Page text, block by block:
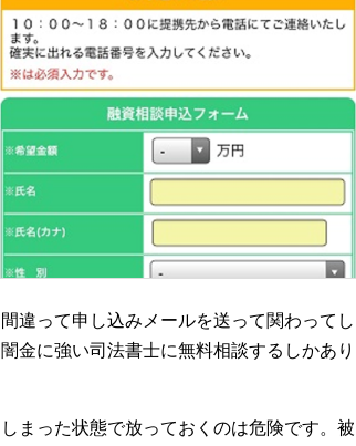
違って申し込みメールを送って関わってし
金に強い司法書士に無料相談するしかあり
まった状態で放っておくのは危険です。被